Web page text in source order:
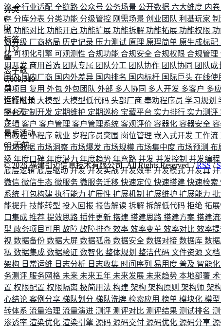
流全行业适配 全链路 公众号 公务场景 公开数据 六大维度 内卷
存 分库分表 分类功能 分级管控 刚需场景 创业团队 利基玩家
砌 功能对比 功能开启 功能扩展 功能拆解 功能拓展 功能权限
商分级 厂商格局 历史记录 压力测试 原理 原理简单 原生成标配
化可视化引擎 可观测性 合规功能 合规安全 合规权限 合规管理
用开发 商用首选 团队专属 团队分工 团队协作 团队协同 团队成
国内国内厂商 国内外差异 国内排名 国内标杆 国际巨头 在线使
杂项目 复用 外包 外包团队 外部 多人协同 多人开发 多客户 多
性能瓶颈 大模型 大模型低代码 头部厂商 奉劝程序员 学习规划
平台定制开发 定期维护 定期巡检 宝藏平台 实力排行 实力测评
逻辑 客户 客户管理 客户管理系统 客观评价 容器化 容器安全
白教程小程序 就业 岁程序员突围 岗位管理 嵌入式开发 工作流
市场数据 市场洞察 市场爆发 市场规模 市场集中度 市场预测 布
级 年度口碑 年度潜力 年度趋势 年弯路 并发 并发控制 并发编程
底层逻辑底层驱动开发开发实战开发效率开发模式开发真
微信 微信生态 微服务 微服务迁移 快速定位 快速搭建 快速检索
系统 打包构建 执行能力 扩展性 扩展机制 扩展维护 扩展能力
能提升 技能转型 投入回报 报告解读 拆解 拆解低代码 拒绝 拓
口集成 推荐 提效思路 插件更新 搭建 搭建思路 搭建方案 搭建
型 政务项目可用 故障 故障排查 效率 效率变革 效率对比 效率
视 数据备份 数据大屏 数据孤岛 数据安全 数据对接 数据库 数
私 数据集成 数据验证 数智化 整体规划 整洁代码 文件资源 文档
架构 日常运维 日志分析 日志收集 时间序列 易用度 普及 智能化
务测评 服务网格 未来 未来五年 未来发展 未来趋势 本地部署
置 权限配置 权限隔离 极简用法 构建 架构 架构原则 架构师 架
心结论 案例分享 梯队划分 梯队洗牌 检索应用 榜单 模块化 模型
转体系 流量治理 流量演进 测评 测评对比 测评结果 测试排名
渗透率 渲染优化 渲染引擎 源码 源码交付 源码优化 源码分享
分类
6
标签
1132
总字数
6,609,519
运行时长
584 天
最后活动
63 天前
©2026福建引迈信息技术有限公司. All Rights Reserved. /RSS/